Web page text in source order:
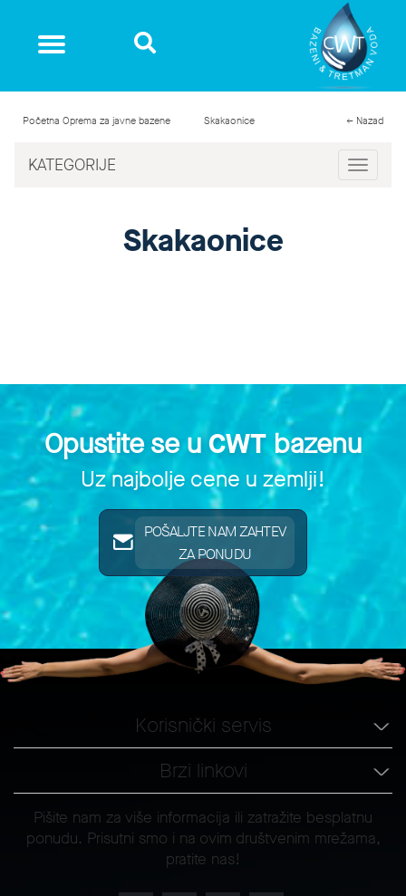
Početna Oprema za javne bazene Skakaonice ← Nazad
Toggle
KATEGORIJE
Skakaonice
Opustite se uCWTbazenu
Uz najbolje cene u zemlji!
POŠALJTE NAM ZAHTEV
ZA PONUDU
Korisnički servis
Brzi linkovi
Pišite nam za više informacija ili zatražite besplatnu
ponudu. Prisutni smo i na ovim društvenim mrežama,
pratite nas!